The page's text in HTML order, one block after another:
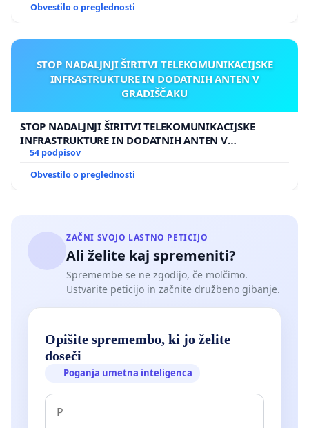
Obvestilo o preglednosti
STOP NADALJNJI ŠIRITVI TELEKOMUNIKACIJSKE
INFRASTRUKTURE IN DODATNIH ANTEN V
GRADIŠČAKU
STOP NADALJNJI ŠIRITVI TELEKOMUNIKACIJSKE
INFRASTRUKTURE IN DODATNIH ANTEN V
GRADIŠČAKU
54 podpisov
Obvestilo o preglednosti
ZAČNI SVOJO LASTNO PETICIJO
Ali želite kaj spremeniti?
Spremembe se ne zgodijo, če molčimo.
Ustvarite peticijo in začnite družbeno gibanje.
Opišite spremembo, ki jo želite
doseči
Poganja umetna inteligenca